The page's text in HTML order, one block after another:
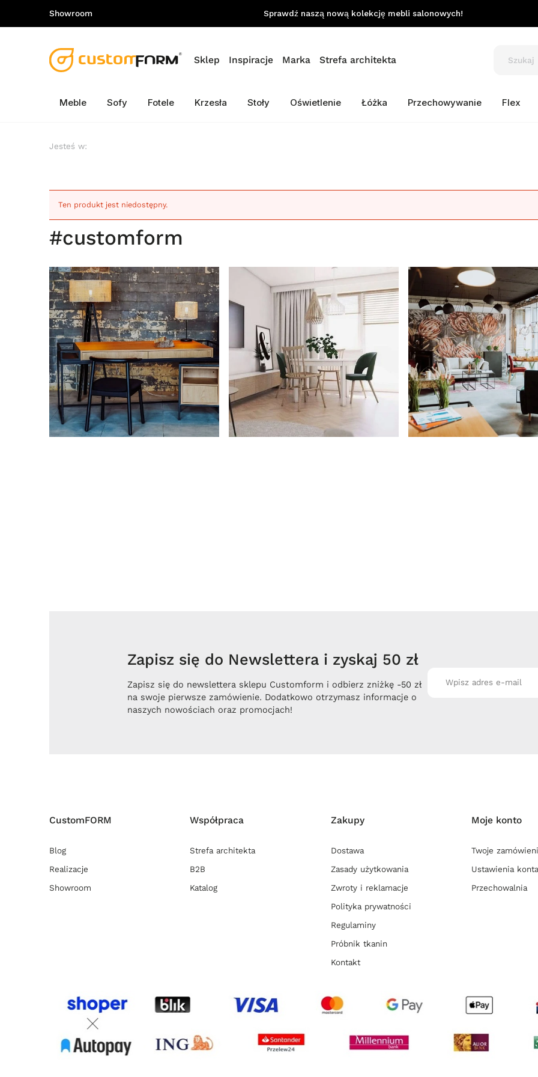
Showroom Sprawdź naszą nową kolekcję mebli salonowych!
Sklep Inspiracje Marka Strefa architekta
Meble Sofy Fotele Krzesła Stoły Oświetlenie Łóżka Przechowywanie Flex
Jesteś w:
Ten produkt jest niedostępny.
#customform
Zapisz się do Newslettera i zyskaj 50 zł
Zapisz się do newslettera sklepu Customform i odbierz zniżkę -50 zł
na swoje pierwsze zamówienie. Dodatkowo otrzymasz informacje o
naszych nowościach oraz promocjach!
CustomFORM
Blog
Realizacje
Showroom
Współpraca
Strefa architekta
B2B
Katalog
Zakupy
Dostawa
Zasady użytkowania
Zwroty i reklamacje
Polityka prywatności
Regulaminy
Próbnik tkanin
Kontakt
Moje konto
Twoje
Ustawienia konta
Przechowalnia